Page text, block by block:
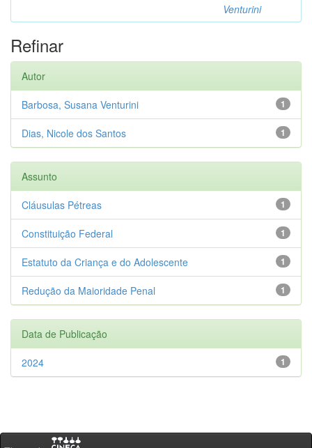
Venturini
Refinar
Autor
1
Barbosa, Susana Venturini
1
Dias, Nicole dos Santos
Assunto
1
Cláusulas Pétreas
1
Constituição Federal
1
Estatuto da Criança e do Adolescente
1
Redução da Maioridade Penal
Data de Publicação
1
2024